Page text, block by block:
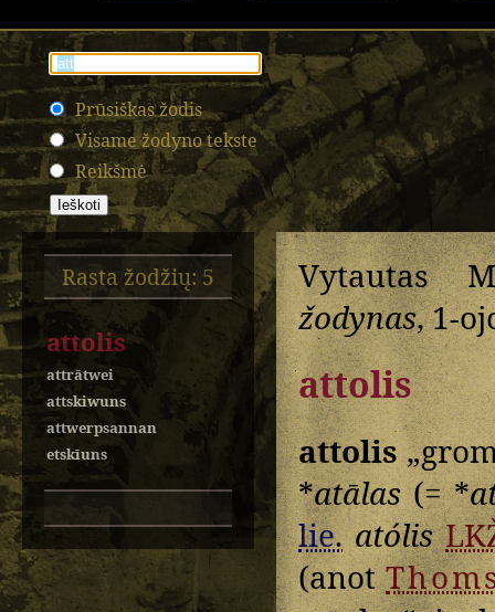
Prūsiškas žodis
Visame žodyno tekste
Reikšmė
Rasta žodžių: 5
attolis
attrātwei
attskiwuns
attwerpsannan
etskīuns
Vytautas
žodynas, 1-
attolis
attolis
*atālas(= *
lie. atólis
(anot